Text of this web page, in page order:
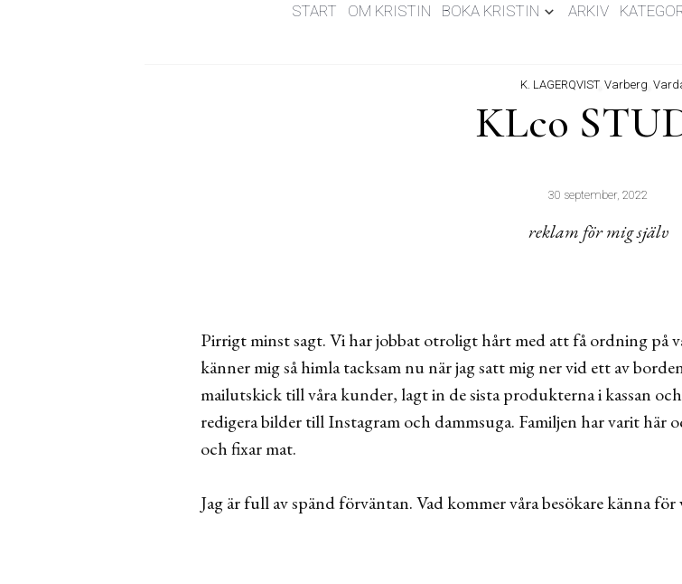
START OM KRISTIN BOKA KRISTIN ARKIV
K. LAGERQVIST, Varberg
KLco
30 september, 2022
reklam för mig själv
Pirrigt minst sagt. Vi har jobbat otroligt hårt med att få ordning på
känner mig så himla tacksam nu när jag satt mig ner vid ett av
mailutskick till våra kunder, lagt in de sista produkterna i kassan
redigera bilder till Instagram och dammsuga. Familjen har varit här
och fixar mat.
Jag är full av spänd förväntan. Vad kommer våra besökare känna för